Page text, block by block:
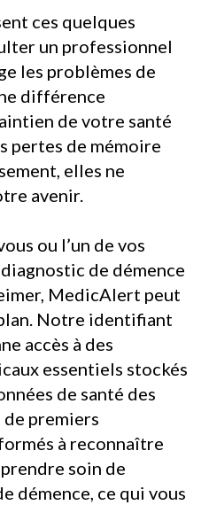
ces quelques
un professionnel
les problèmes de
différence
de votre santé
pertes de mémoire
elles ne
avenir.
ou l’un de vos
de démence
MedicAlert peut
Notre identifiant
accès à des
essentiels stockés
de santé des
premiers
à reconnaître
soin de
démence, ce qui vous